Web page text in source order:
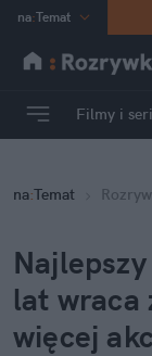
na:Temat
INN Poland
mama
Rozrywka
Filmy i
na:Temat
lat wraca
więcej